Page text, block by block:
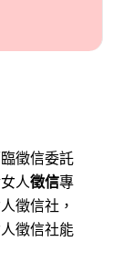
徵信委託
人徵信專
徵信社，
徵信社能